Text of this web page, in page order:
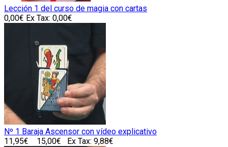
Lección 1 del curso de magia con cartas
0,00€ Ex Tax: 0,00€
Nº 1 Baraja Ascensor con vídeo explicativo
11,95€
15,00€ Ex Tax: 9,88€